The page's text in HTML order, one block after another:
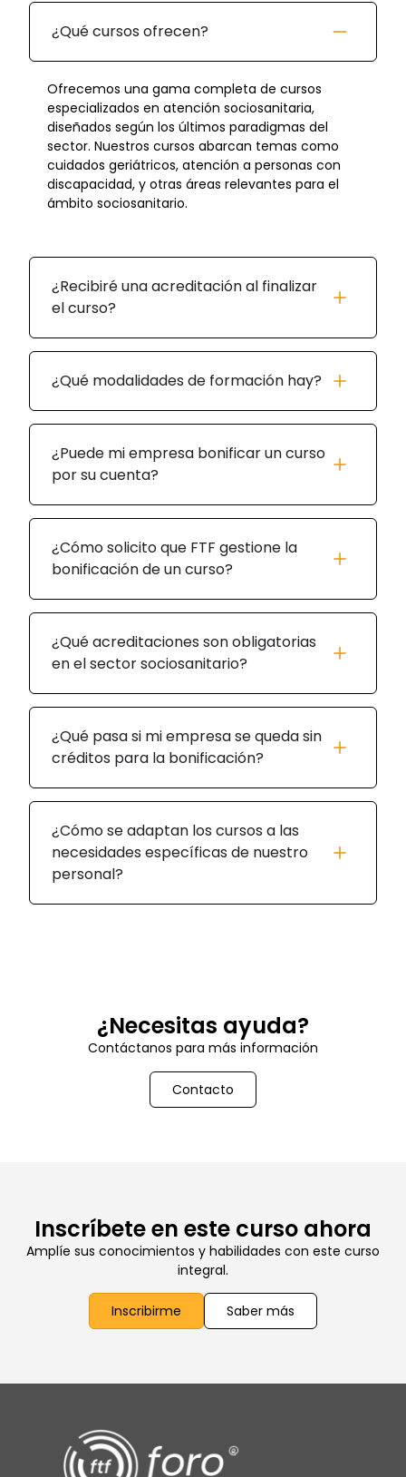
¿Qué cursos ofrecen?
Ofrecemos una gama completa de cursos
especializados en atención sociosanitaria,
diseñados según los últimos paradigmas del
sector. Nuestros cursos abarcan temas como
cuidados geriátricos, atención a personas con
discapacidad, y otras áreas relevantes para el
ámbito sociosanitario.
¿Recibiré una acreditación al finalizar
el curso?
¿Qué modalidades de formación hay?
¿Puede mi empresa bonificar un curso
por su cuenta?
¿Cómo solicito que FTF gestione la
bonificación de un curso?
¿Qué acreditaciones son obligatorias
en el sector sociosanitario?
¿Qué pasa si mi empresa se queda sin
créditos para la bonificación?
¿Cómo se adaptan los cursos a las
necesidades específicas de nuestro
personal?
¿Necesitas ayuda?
Contáctanos para más información
Contacto
Inscríbete en este curso ahora
Amplíe sus conocimientos y habilidades con este curso
integral.
Inscribirme Saber más